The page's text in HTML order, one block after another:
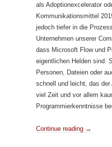
als Adoptionexcelerator
Kommunikationsmittel
jedoch tiefer in die
Unternehmen unserer
dass Microsoft Flow und
eigentlichen Helden sind.
Personen, Dateien oder
schnell und leicht, das der
viel Zeit und vor allem
Programmierkenntnisse
Continue reading →